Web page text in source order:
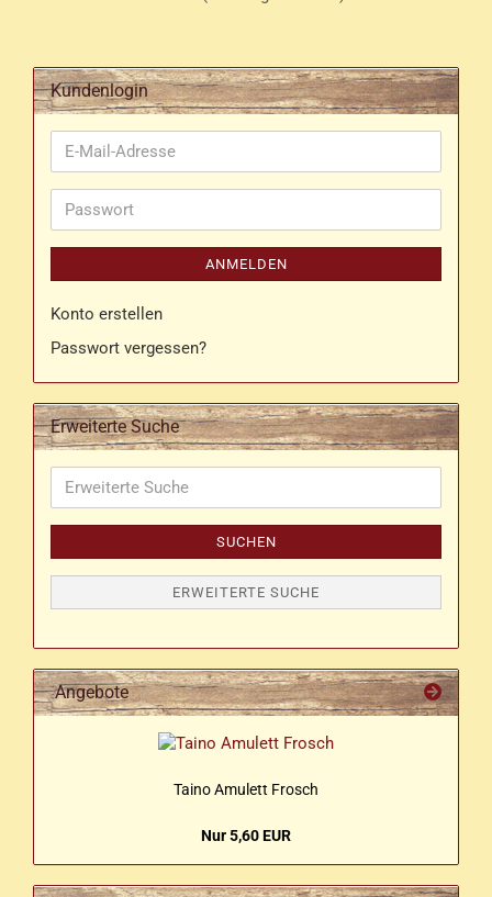
Kundenlogin
E-
Mail-
Passwort
ANMELDEN
Konto erstellen
Passwort vergessen?
Erweiterte Suche
Erweiterte
Suche
SUCHEN
ERWEITERTE SUCHE
Angebote
Taino Amu­lett Frosch
Nur 5,60 EUR